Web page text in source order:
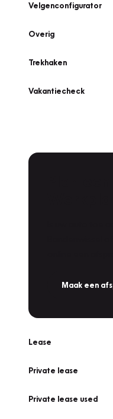
Velgenconfigurator
Overig
Trekhaken
Vakantiecheck
Maak een
Lease
Private lease
Private lease used